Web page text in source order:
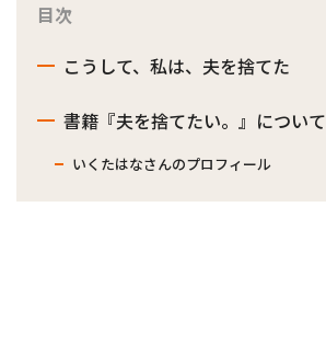
目次
こうして、私は、夫を捨てた
書籍『夫を捨てたい。』について
いくたはなさんのプロフィール